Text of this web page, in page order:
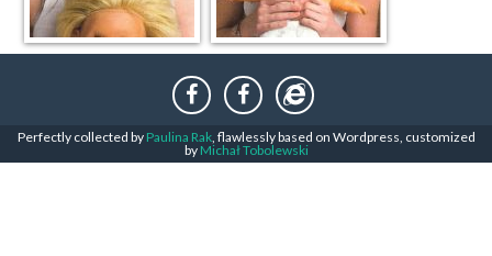
Perfectly collected by Paulina Rak, flawlessly based on Wordpress, customized
by Michał Tobolewski